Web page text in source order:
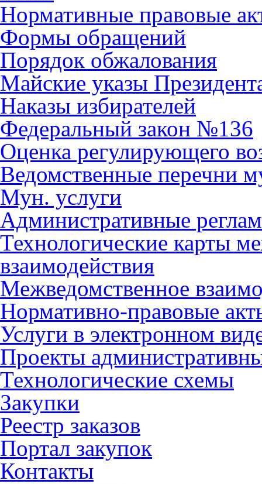
Нормативные правовые
Формы обращений
Порядок обжалования
Майские указы
Наказы избирателей
Федеральный закон №136
Оценка регулирующего
Ведомственные перечни
Мун. услуги
Административные
Технологические карты
взаимодействия
Межведомственное
Нормативно-правовые
Услуги в электронном
Проекты
Технологические схемы
Закупки
Реестр заказов
Портал закупок
Контакты